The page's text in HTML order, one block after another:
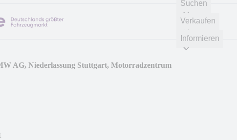
Suchen
Verkaufen
Informieren
AG, Niederlassung Stuttgart, Motorradzentrum